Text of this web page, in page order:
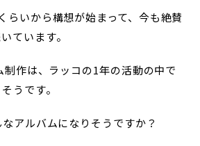
らいから構想が始まって、今も絶賛
ています。
作は、ラッコの1年の活動の中で
うです。
なアルバムになりそうですか？